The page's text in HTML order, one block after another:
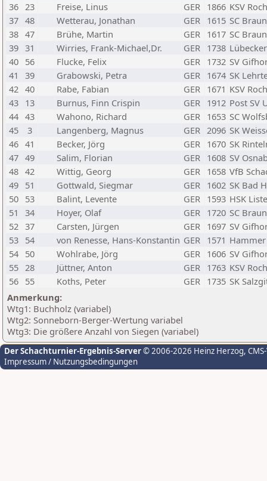
36 23 Freise, Linus GER 1866 KSV
37 48 Wetterau, Jonathan GER 1615 SC
38 47 Brühe, Martin GER 1617 SC
39 31 Wirries, Frank-Michael,Dr. GER 1738
40 56 Flucke, Felix GER 1732 SV
41
39 Grabowski, Petra GER 1674 SK
42 40 Rabe, Fabian GER 1671 KSV
43 13 Burnus, Finn Crispin GER 1912 Post SV
44 43 Wahono, Richard GER 1653 SC
45
3 Langenberg, Magnus GER 2096 SK
46 41 Becker, Jörg GER 1670 SK
47 49 Salim, Florian GER 1608 SV
48 42 Wittig, Georg GER 1658 VfB
49 51 Gottwald, Siegmar GER 1602 SK Bad
50 53 Balint, Levente GER 1593 HSK
51
34 Hoyer, Olaf GER 1720 SC
52 37 Carsten, Jürgen GER 1697 SV
53 54 von Renesse, Hans-Konstantin GER 1571 Hammer
54 50 Wohlrabe, Jörg GER 1606 SV
55 28 Jüttner, Anton GER 1763 KSV
56 55 Koths, Peter GER 1735 SK
Anmerkung:
Wtg1: Buchholz (variabel)
Wtg2: Sonneborn-Berger-Wertung variabel
Wtg3: Die größere Anzahl von Siegen (variabel)
Der Schachturnier-Ergebnis-Server© 2006-2026 Heinz Herzog,
Impressum / Nutzungsbedingungen